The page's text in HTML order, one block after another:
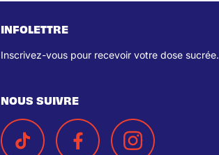
INFOLETTRE
Inscrivez-vous pour recevoir votre dose sucrée.
NOUS SUIVRE